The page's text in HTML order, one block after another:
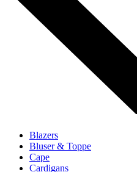
Blazers
Bluser & Toppe
Cape
Cardigans